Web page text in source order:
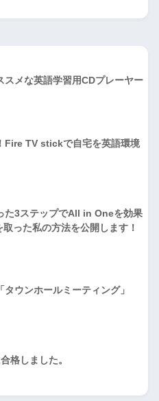
スメな英語学習用CDプレーヤー
Fire TV stickで自宅を英語環境
た3ステップでAll in Oneを効果
った私の方法を公開します！
ウンホールミーティング」
格しました。